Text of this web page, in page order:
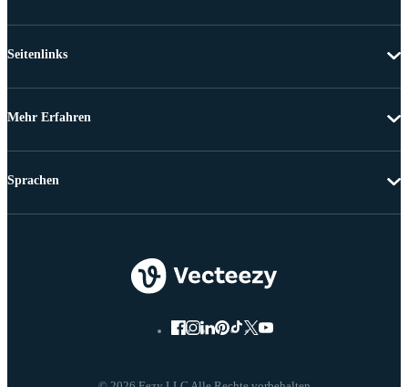
Seitenlinks
Mehr Erfahren
Sprachen